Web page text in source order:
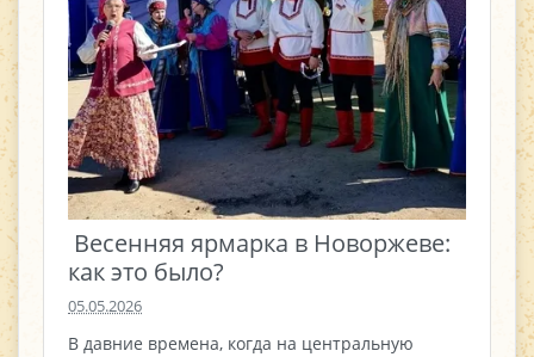
​ Весенняя ярмарка в Новоржеве:
как это было? ​
05.05.2026
В давние времена, когда на центральную